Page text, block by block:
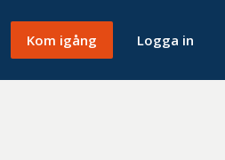
Kom igång Logga in